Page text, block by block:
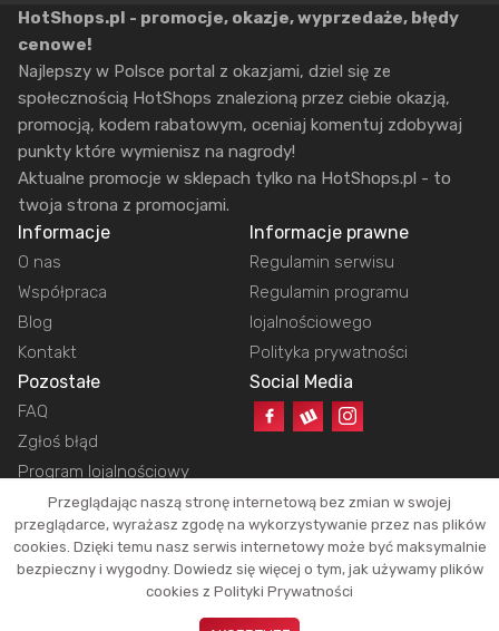
HotShops.pl - promocje, okazje, wyprzedaże, błędy
cenowe!
Najlepszy w Polsce portal z okazjami, dziel się ze
społecznością HotShops znalezioną przez ciebie okazją,
promocją, kodem rabatowym, oceniaj komentuj zdobywaj
punkty które wymienisz na nagrody!
Aktualne promocje w sklepach tylko na HotShops.pl - to
twoja strona z promocjami.
Informacje
O nas
Współpraca
Blog
Kontakt
Informacje prawne
Regulamin serwisu
Regulamin programu
lojalnościowego
Polityka prywatności
Pozostałe
FAQ
Zgłoś błąd
Program lojalnościowy
Social Media
Copyright © 2026 HotShops.pl - Wszelkie prawa zastrzeżone.
Jako partnerzy możemy otrzymać prowizję za dokonanie zakupów z naszych
linków. Dzięki temu jesteśmy w stanie utrzymać działanie naszego portalu.
Okazje oraz ich atrakcyjność zależą tylko i wyłącznie od naszych
Przeglądając naszą stronę internetową bez zmian w swojej
przeglądarce, wyrażasz zgodę na wykorzystywanie przez nas plików
cookies. Dzięki temu nasz serwis internetowy może być maksymalnie
bezpieczny i wygodny. Dowiedz się więcej o tym, jak używamy plików
cookies z Polityki Prywatności